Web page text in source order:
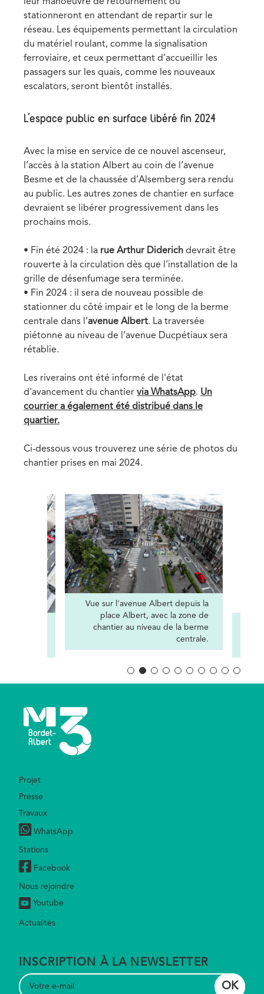
stationneront en attendant de repartir sur le
réseau. Les équipements permettant la circulation
du matériel roulant, comme la signalisation
ferroviaire, et ceux permettant d’accueillir les
passagers sur les quais, comme les nouveaux
escalators, seront bientôt installés.
L’espace public en surface libéré fin 2024
Avec la mise en service de ce nouvel ascenseur,
l’accès à la station Albert au coin de l’avenue
Besme et de la chaussée d’Alsemberg sera rendu
au public. Les autres zones de chantier en surface
devraient se libérer progressivement dans les
prochains mois.
• Fin été 2024 : la rue Arthur Diderich devrait être
rouverte à la circulation dès que l’installation de la
grille de désenfumage sera terminée.
• Fin 2024 : il sera de nouveau possible de
stationner du côté impair et le long de la berme
centrale dans l’avenue Albert. La traversée
piétonne au niveau de l’avenue Ducpétiaux sera
rétablie.
Les riverains ont été informé de l'état
d'avancement du chantier via WhatsApp. Un
courrier a également été distribué dans le
quartier.
Ci-dessous vous trouverez une série de photos du
chantier prises en mai 2024.
Image
Credits
Vue sur l'avenue Albert depuis la
place Albert, avec la zone de
chantier au niveau de la berme
centrale.
Footer
Projet
Presse
Travaux
WhatsApp
Stations
Facebook
Nous rejoindre
Youtube
Actualités
INSCRIPTION À LA NEWSLETTER